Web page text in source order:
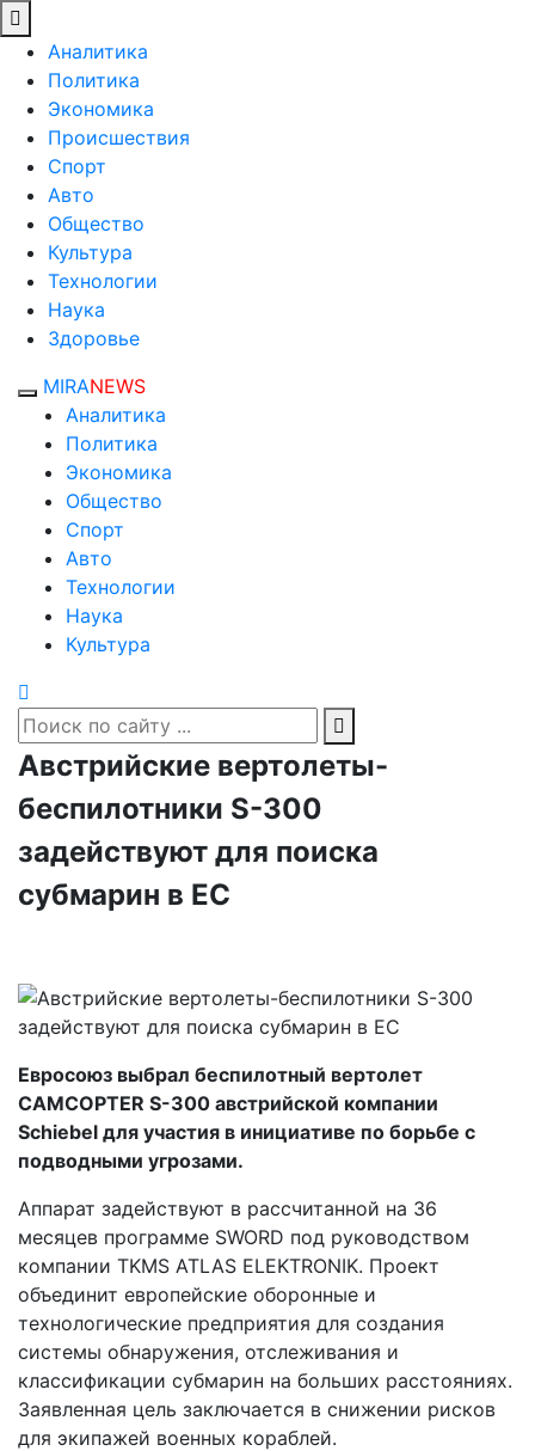
Аналитика
Политика
Экономика
Происшествия
Спорт
Авто
Общество
Культура
Технологии
Наука
Здоровье
MIRANEWS
Аналитика
Политика
Экономика
Общество
Спорт
Авто
Технологии
Наука
Культура
Австрийские вертолеты-
беспилотники S-300
задействуют для поиска
субмарин в ЕС
Евросоюз выбрал беспилотный вертолет
CAMCOPTER S-300 австрийской компании
Schiebel для участия в инициативе по борьбе с
подводными угрозами.
Аппарат задействуют в рассчитанной на 36
месяцев программе SWORD под руководством
компании TKMS ATLAS ELEKTRONIK. Проект
объединит европейские оборонные и
технологические предприятия для создания
системы обнаружения, отслеживания и
классификации субмарин на больших расстояниях.
Заявленная цель заключается в снижении рисков
для экипажей военных кораблей.